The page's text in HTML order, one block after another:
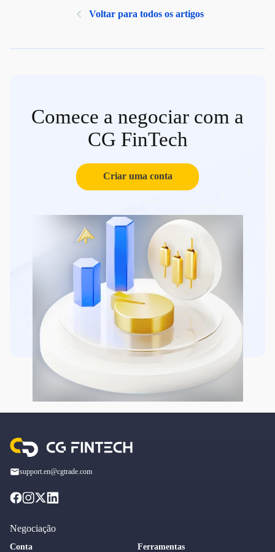
Voltar para todos os artigos
Comece a negociar com a
CG FinTech
Criar uma conta
support.en@cgtrade.com
Negociação
Conta Ferramentas